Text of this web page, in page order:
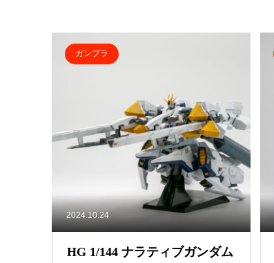
2024.10.24
ガンプラ
HG 1/144 ナラティブガンダム